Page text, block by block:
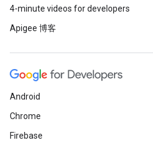
4-minute videos for developers
Apigee 博客
Android
Chrome
Firebase